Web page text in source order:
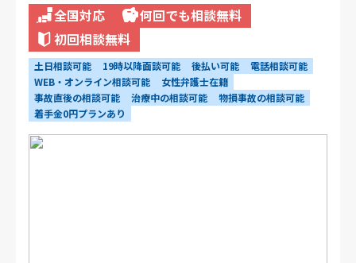
全国対応
何回でも相談無料
初回相談無料
土日相談可能 19時以降面談可能 後払い可能
電話相談可能
WEB・オンライン相談可能
女性弁護士在籍
事故直後の相談可能
治療中の相談可能
物損事故の相談可能
着手金0円プランあり